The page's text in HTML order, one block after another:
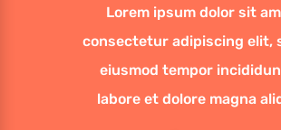
Lorem ipsum dolor sit
consectetur adipiscing elit,
eiusmod tempor
labore et dolore magna